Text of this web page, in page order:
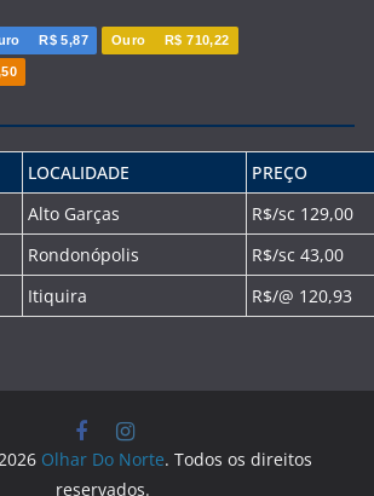
R$ 5,87 Ouro R$ 710,22
LOCALIDADE
PREÇO
Alto Garças
R$/sc 129,00
Rondonópolis
R$/sc 43,00
Itiquira R$/@ 120,93
Olhar Do Norte. Todos os direitos
reservados.